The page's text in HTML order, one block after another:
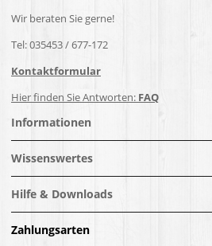
Wir beraten Sie gerne!
Tel: 035453 / 677-172
Kontaktformular
Hier finden Sie Antworten: FAQ
Informationen
Wissenswertes
Hilfe & Downloads
Zahlungsarten